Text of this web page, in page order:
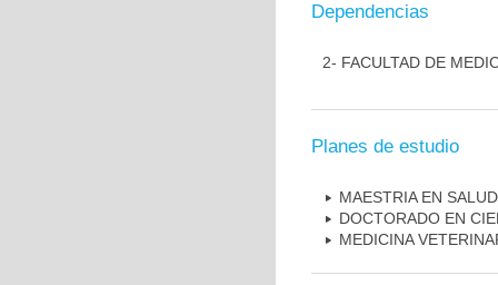
Dependencias
2- FACULTAD DE
Planes de estudio
MAESTRIA EN
DOCTORADO EN
MEDICINA